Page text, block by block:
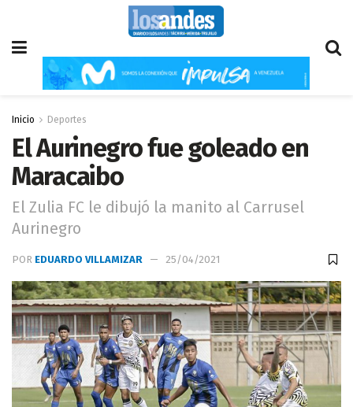
Inicio Deportes
El Aurinegro fue goleado en
Maracaibo
El Zulia FC le dibujó la manito al Carrusel
Aurinegro
POR EDUARDO VILLAMIZAR 25/04/2021